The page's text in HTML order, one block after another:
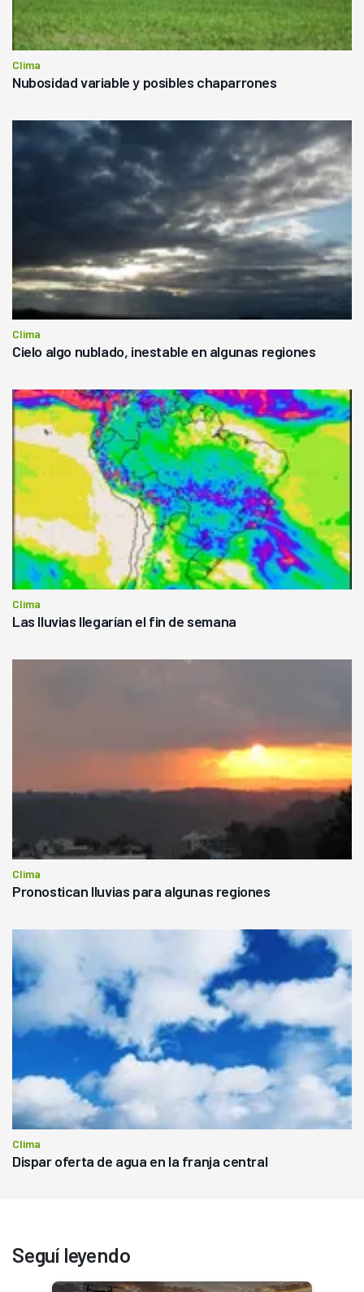
Clima
Nubosidad variable y posibles chaparrones
Clima
Cielo algo nublado, inestable en algunas regiones
Clima
Las lluvias llegarían el fin de semana
Clima
Pronostican lluvias para algunas regiones
Clima
Dispar oferta de agua en la franja central
Seguí leyendo